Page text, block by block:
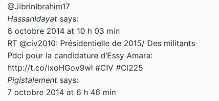
@JibrinIbrahim17
HassanIdayat says:
6 octobre 2014 at 10 h 03 min
RT @civ2010: Présidentielle de 2015/ Des militants
Pdci pour la candidature d’Essy Amara:
http://t.co/ixoHGov9wI #CIV #CI225
Pigistalement says:
7 octobre 2014 at 6 h 46 min